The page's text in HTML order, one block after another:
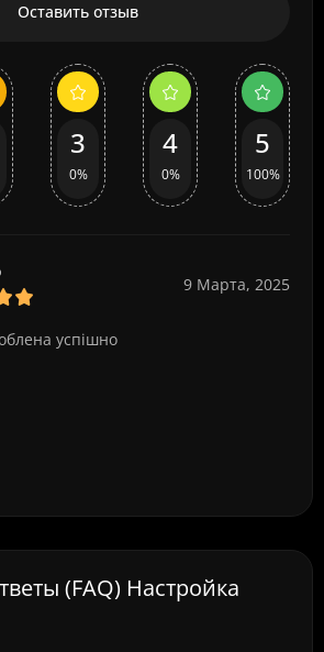
Оставить отзыв
3
0%
4
0%
5
100%
9 Марта, 2025
успішно
(FAQ) Настройка